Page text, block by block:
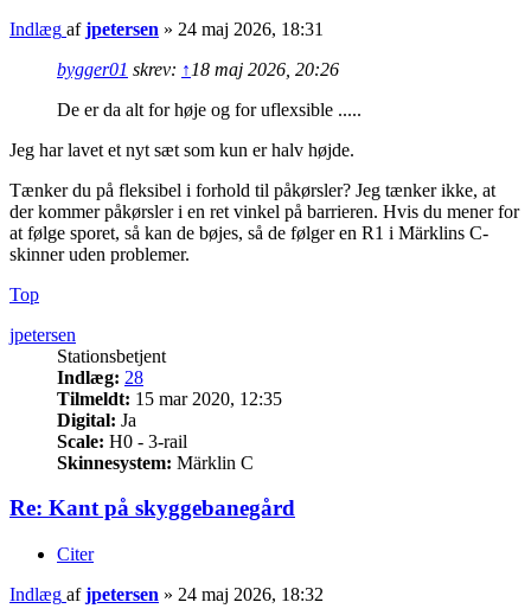
Indlæg afjpetersen » 24 maj 2026, 18:31
bygger01 skrev: ↑ 18 maj 2026, 20:26
De er da alt for høje og for uflexsible .....
Jeg har lavet et nyt sæt som kun er halv højde.
Tænker du på fleksibel i forhold til påkørsler? Jeg tænker ikke, at
der kommer påkørsler i en ret vinkel på barrieren. Hvis du mener for
at følge sporet, så kan de bøjes, så de følger en R1 i Märklins C-
skinner uden problemer.
Top
jpetersen
Stationsbetjent
Indlæg: 28
Tilmeldt: 15 mar 2020, 12:35
Digital: Ja
Scale: H0 - 3-rail
Skinnesystem: Märklin C
Re: Kant på skyggebanegård
Citer
Indlæg afjpetersen » 24 maj 2026, 18:32